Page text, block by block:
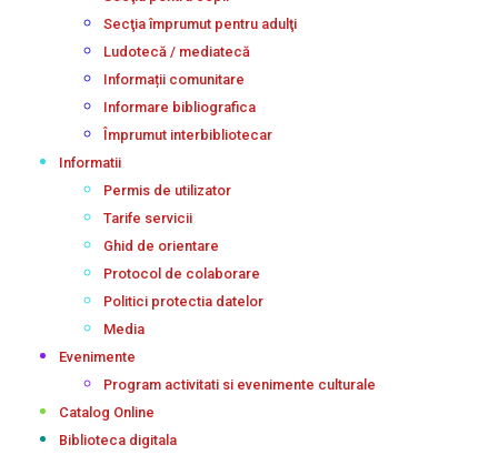
Secţia împrumut pentru adulţi
Ludotecă / mediatecă
Informații comunitare
Informare bibliografica
Împrumut interbibliotecar
Informatii
Permis de utilizator
Tarife servicii
Ghid de orientare
Protocol de colaborare
Politici protectia datelor
Media
Evenimente
Program activitati si evenimente culturale
Catalog Online
Biblioteca digitala